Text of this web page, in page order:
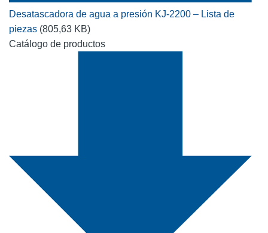
Desatascadora de agua a presión KJ-2200 – Lista de
piezas (805,63 KB)
Catálogo de productos